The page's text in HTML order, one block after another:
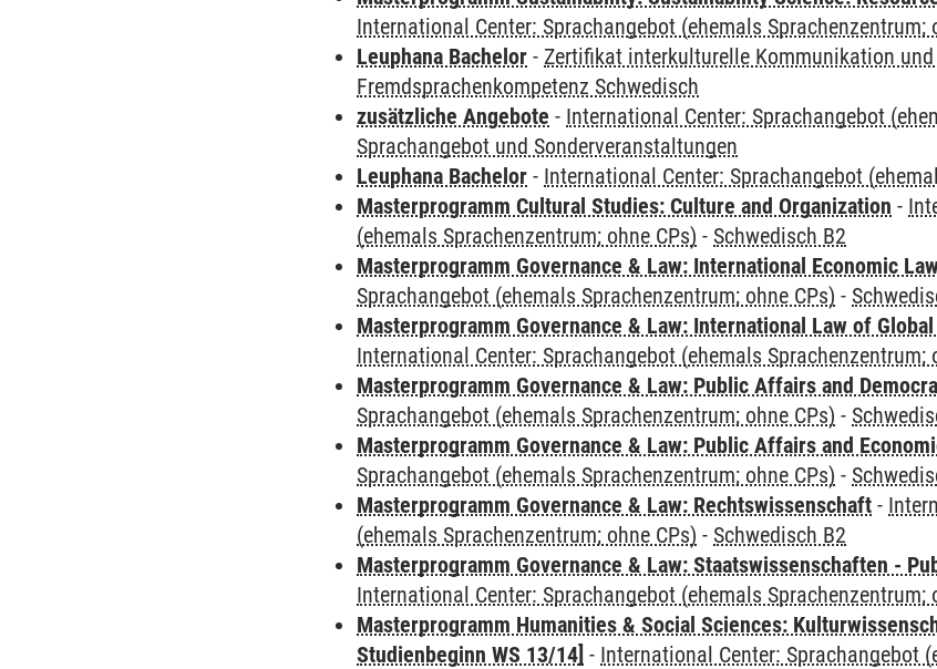
International Center: Sprachangebot (ehemals Sprachenzentrum;
Leuphana Bachelor - Zertifikat interkulturelle Kommunikation und
Fremdsprachenkompetenz Schwedisch
zusätzliche Angebote - International Center: Sprachangebot
Sprachangebot und Sonderveranstaltungen
Leuphana Bachelor - International Center: Sprachangebot
Masterprogramm Cultural Studies: Culture and Organization -
(ehemals Sprachenzentrum; ohne CPs) - Schwedisch B2
Masterprogramm Governance & Law: International Economic
Sprachangebot (ehemals Sprachenzentrum; ohne CPs) -
Masterprogramm Governance & Law: International Law of
International Center: Sprachangebot (ehemals Sprachenzentrum;
Masterprogramm Governance & Law: Public Affairs and
Sprachangebot (ehemals Sprachenzentrum; ohne CPs) -
Masterprogramm Governance & Law: Public Affairs and
Sprachangebot (ehemals Sprachenzentrum; ohne CPs) -
Masterprogramm Governance & Law: Rechtswissenschaft -
(ehemals Sprachenzentrum; ohne CPs) - Schwedisch B2
Masterprogramm Governance & Law: Staatswissenschaften -
International Center: Sprachangebot (ehemals Sprachenzentrum;
Masterprogramm Humanities & Social Sciences:
Studienbeginn WS 13/14] - International Center: Sprachangebot